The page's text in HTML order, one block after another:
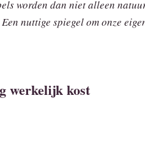
worden dan niet alleen
nuttige spiegel om onze
werkelijk kost